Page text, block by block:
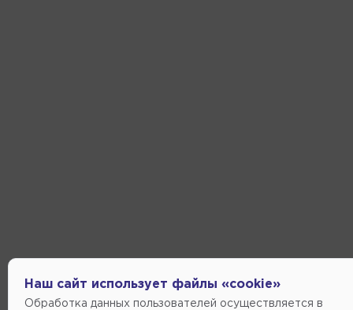
Наш сайт использует файлы «cookie»
Обработка данных пользователей осуществляется в